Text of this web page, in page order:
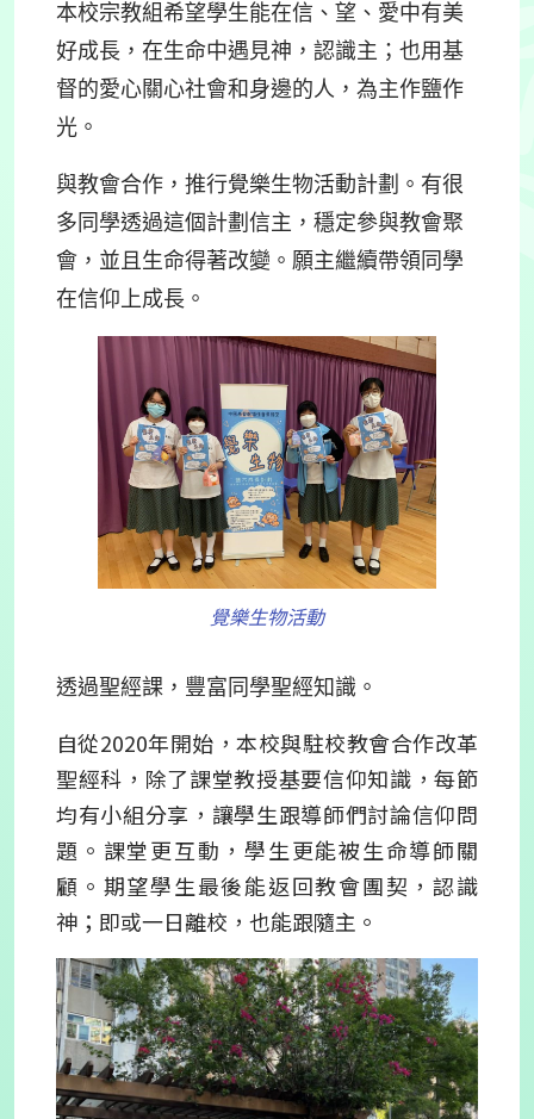
本校宗教組希望學生能在信、望、愛中有美
好成長，在生命中遇見神，認識主；也用基
督的愛心關心社會和身邊的人，為主作鹽作
光。
與教會合作，推行覺樂生物活動計劃。 有很
多同學透過這個計劃信主，穩定參與教會聚
會，並且生命得著改變。願主繼續帶領同學
在信仰上成長。
覺樂生物活動
透過聖經課，豐富同學聖經知識。
自從2020年開始，本校與駐校教會合作改革
聖經科，除了課堂教授基要信仰知識，每節
均有小組分享，讓學生跟導師們討論信仰問
題。課堂更互動，學生更能被生命導師關
顧。期望學生最後能返回教會團契，認識
神；即或一日離校，也能跟隨主。